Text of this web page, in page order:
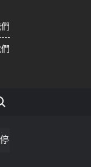
for:
人行道改善同步推